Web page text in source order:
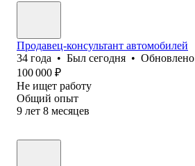
Продавец-консультант автомобилей
34 года • Был сегодня • Обновлено
100 000 ₽
Не ищет работу
Общий опыт
9 лет 8 месяцев